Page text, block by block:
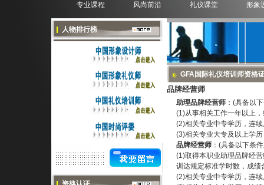
专业课程
风尚前沿 礼仪课堂 形象
人物排行榜
GFA国际礼仪培训师资格
品牌经营师
助理品牌经营师：(具备以
(1)从事相关工作一年以上
(2)相关专业中专学历，连
(3)相关专业大专及以上学
品牌经营师：(具备以下条
(1)取得本职业助理品牌经
训达规定标准学时数，成绩
(2)相关专业中专学历，连